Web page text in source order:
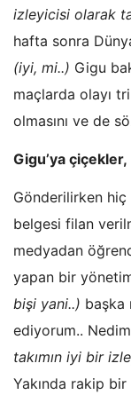
izleyicisi olarak
hafta sonra
(iyi, mi..) Gigu
maçlarda olayı
olmasını ve de
Gigu’ya
Gönderilirken
belgesi filan
medyadan
yapan bir
bişi yani..) başka
ediyorum..
takımın iyi bir
Yakında rakip bir